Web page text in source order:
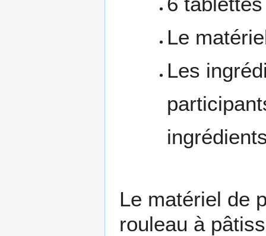
Le
Les
Le matériel de
rouleau à